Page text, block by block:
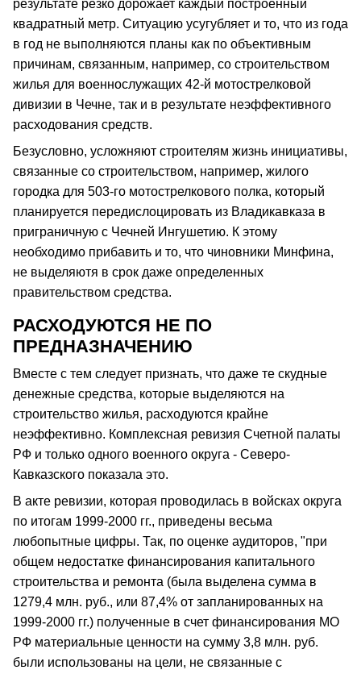
результате резко дорожает каждый построенный
квадратный метр. Ситуацию усугубляет и то, что из года
в год не выполняются планы как по объективным
причинам, связанным, например, со строительством
жилья для военнослужащих 42-й мотострелковой
дивизии в Чечне, так и в результате неэффективного
расходования средств.
Безусловно, усложняют строителям жизнь инициативы,
связанные со строительством, например, жилого
городка для 503-го мотострелкового полка, который
планируется передислоцировать из Владикавказа в
приграничную с Чечней Ингушетию. К этому
необходимо прибавить и то, что чиновники Минфина,
не выделяютя в срок даже определенных
правительством средства.
РАСХОДУЮТСЯ НЕ ПО
ПРЕДНАЗНАЧЕНИЮ
Вместе с тем следует признать, что даже те скудные
денежные средства, которые выделяются на
строительство жилья, расходуются крайне
неэффективно. Комплексная ревизия Счетной палаты
РФ и только одного военного округа - Северо-
Кавказского показала это.
В акте ревизии, которая проводилась в войсках округа
по итогам 1999-2000 гг., приведены весьма
любопытные цифры. Так, по оценке аудиторов, "при
общем недостатке финансирования капитального
строительства и ремонта (была выделена сумма в
1279,4 млн. руб., или 87,4% от запланированных на
1999-2000 гг.) полученные в счет финансирования МО
РФ материальные ценности на сумму 3,8 млн. руб.
были использованы на цели, не связанные с